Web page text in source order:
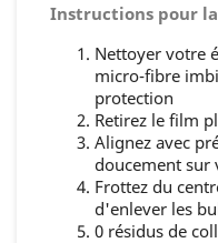
Instructions pour
Nettoyer votre
micro-fibre
protection
Retirez le film
Alignez avec
doucement sur
Frottez du
d'enlever les
0 résidus de